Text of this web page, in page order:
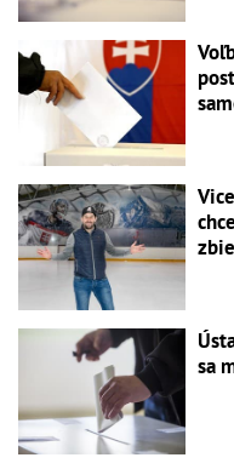
sa